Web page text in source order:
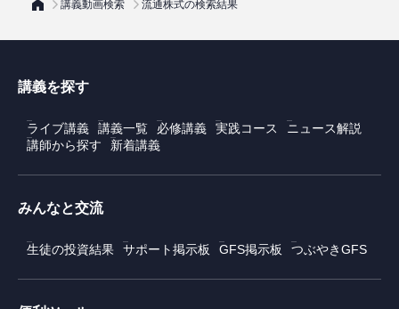
講義動画検索 流通株式の検索結果
講義を探す
ライブ講義 講義一覧 必修講義 実践コース
ニュース解説
講師から探す
新着講義
みんなと交流
生徒の投資結果 サポート掲示板 GFS掲示板 つぶやきGFS